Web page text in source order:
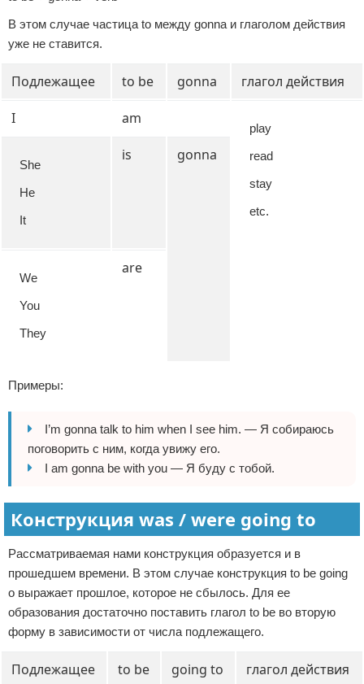
В этом случае частица to между gonna и глаголом действия
уже не ставится.
Подлежащее to be gonna глагол действия
I am
play
read
stay
etc.
She
He
It
is gonna
We
You
They
are
Примеры:
I’m gonna talk to him when I see him. — Я собираюсь
поговорить с ним, когда увижу его.
I am gonna be with you — Я буду с тобой.
Конструкция was / were going to
Рассматриваемая нами конструкция образуется и в
прошедшем времени. В этом случае конструкция to be going
o выражает прошлое, которое не сбылось. Для ее
образования достаточно поставить глагол to be во вторую
форму в зависимости от числа подлежащего.
Подлежащее to be going to глагол действия